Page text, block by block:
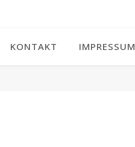
KONTAKT IMPRESSUM